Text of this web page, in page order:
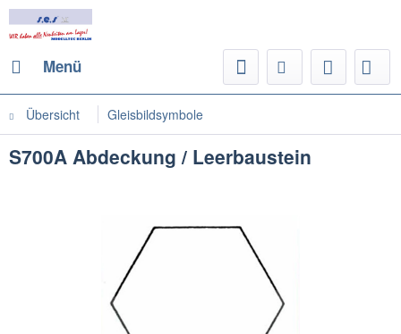
Menü
Übersicht Gleisbildsymbole
S700A Abdeckung / Leerbaustein